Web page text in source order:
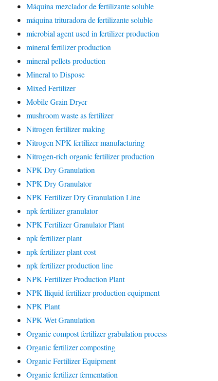
Máquina mezclador de fertilizante soluble
máquina trituradora de fertilizante soluble
microbial agent used in fertilizer production
mineral fertilizer production
mineral pellets production
Mineral to Dispose
Mixed Fertilizer
Mobile Grain Dryer
mushroom waste as fertilizer
Nitrogen fertilizer making
Nitrogen NPK fertilizer manufacturing
Nitrogen-rich organic fertilizer production
NPK Dry Granulation
NPK Dry Granulator
NPK Fertilizer Dry Granulation Line
npk fertilizer granulator
NPK Fertilizer Granulator Plant
npk fertilizer plant
npk fertilizer plant cost
npk fertilizer production line
NPK Fertilizer Production Plant
NPK lliquid fertilizer production equipment
NPK Plant
NPK Wet Granulation
Organic compost fertilizer grabulation process
Organic fertilizer composting
Organic Fertilizer Equipment
Organic fertilizer fermentation